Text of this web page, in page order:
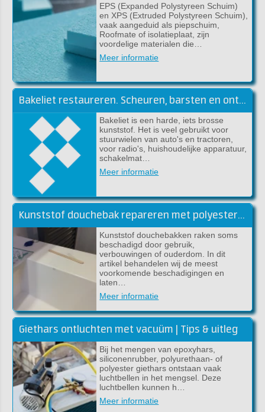
EPS (Expanded Polystyreen Schuim)
en XPS (Extruded Polystyreen Schuim),
vaak aangeduid als piepschuim,
Roofmate of isolatieplaat, zijn
voordelige materialen die…
Meer informatie
Bakeliet restaureren. Scheuren, barsten en ontbrekende stukken
Bakeliet is een harde, iets brosse
kunststof. Het is veel gebruikt voor
stuurwielen van auto's en tractoren,
voor radio's, huishoudelijke apparatuur,
schakelmat…
Meer informatie
Kunststof douchebak repareren met polyester of epoxy
Kunststof douchebakken raken soms
beschadigd door gebruik,
verbouwingen of ouderdom. In dit
artikel behandelen wij de meest
voorkomende beschadigingen en
laten…
Meer informatie
Giethars ontluchten met vacuüm | Tips & uitleg
Bij het mengen van epoxyhars,
siliconenrubber, polyurethaan- of
polyester giethars ontstaan vaak
luchtbellen in het mengsel. Deze
luchtbellen kunnen h…
Meer informatie